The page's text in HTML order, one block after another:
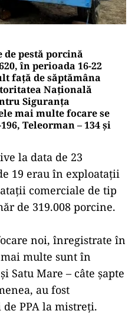
pestă porcină
în perioada 16-22
față de săptămâna
Naţională
Siguranţa
mai multe focare se
Teleorman – 134 și
la data de 23
19 erau în exploataţii
comerciale de tip
de 319.008 porcine.
noi, înregistrate în
multe sunt în
Satu Mare – câte șapte
au fost
PPA la mistreţi.